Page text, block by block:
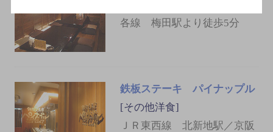
各線 梅田駅より徒歩5分
鉄板ステーキ パイナップル
[その他洋食]
ＪＲ東西線 北新地駅／京阪